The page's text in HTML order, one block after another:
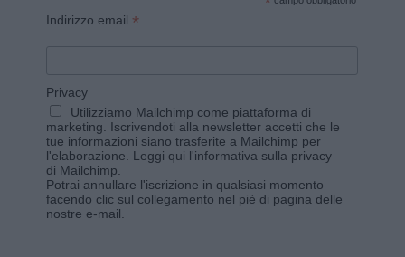
Indirizzo email *
Privacy
Utilizziamo Mailchimp come piattaforma di
marketing. Iscrivendoti alla newsletter accetti che le
tue informazioni siano trasferite a Mailchimp per
l'elaborazione. Leggi qui l'informativa sulla privacy
di Mailchimp
Potrai annullare l'iscrizione in qualsiasi momento
facendo clic sul collegamento nel piè di pagina delle
nostre e-mail.